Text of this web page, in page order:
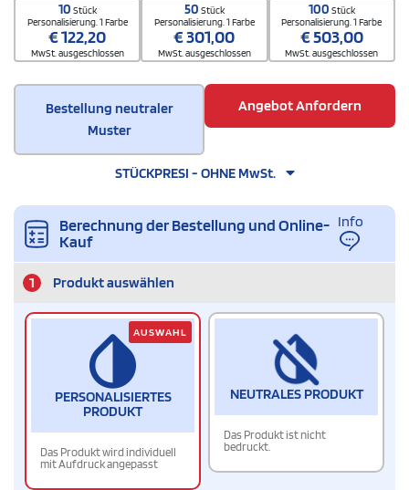
10 Stück
Personalisierung. 1 Farbe
€122,20
MwSt. ausgeschlossen
50 Stück
Personalisierung. 1 Farbe
€301,00
MwSt. ausgeschlossen
100 Stück
Personalisierung. 1 Farbe
€503,00
MwSt. ausgeschlossen
Bestellung neutraler
Muster
Angebot Anfordern
STÜCKPRESI - OHNE MwSt.
Berechnung der Bestellung und Online-
Kauf
Info
1 Produkt auswählen
PERSONALISIERTES
PRODUKT
Das Produkt wird individuell
mit Aufdruck angepasst
AUSWAHL
NEUTRALES PRODUKT
Das Produkt ist nicht
bedruckt.